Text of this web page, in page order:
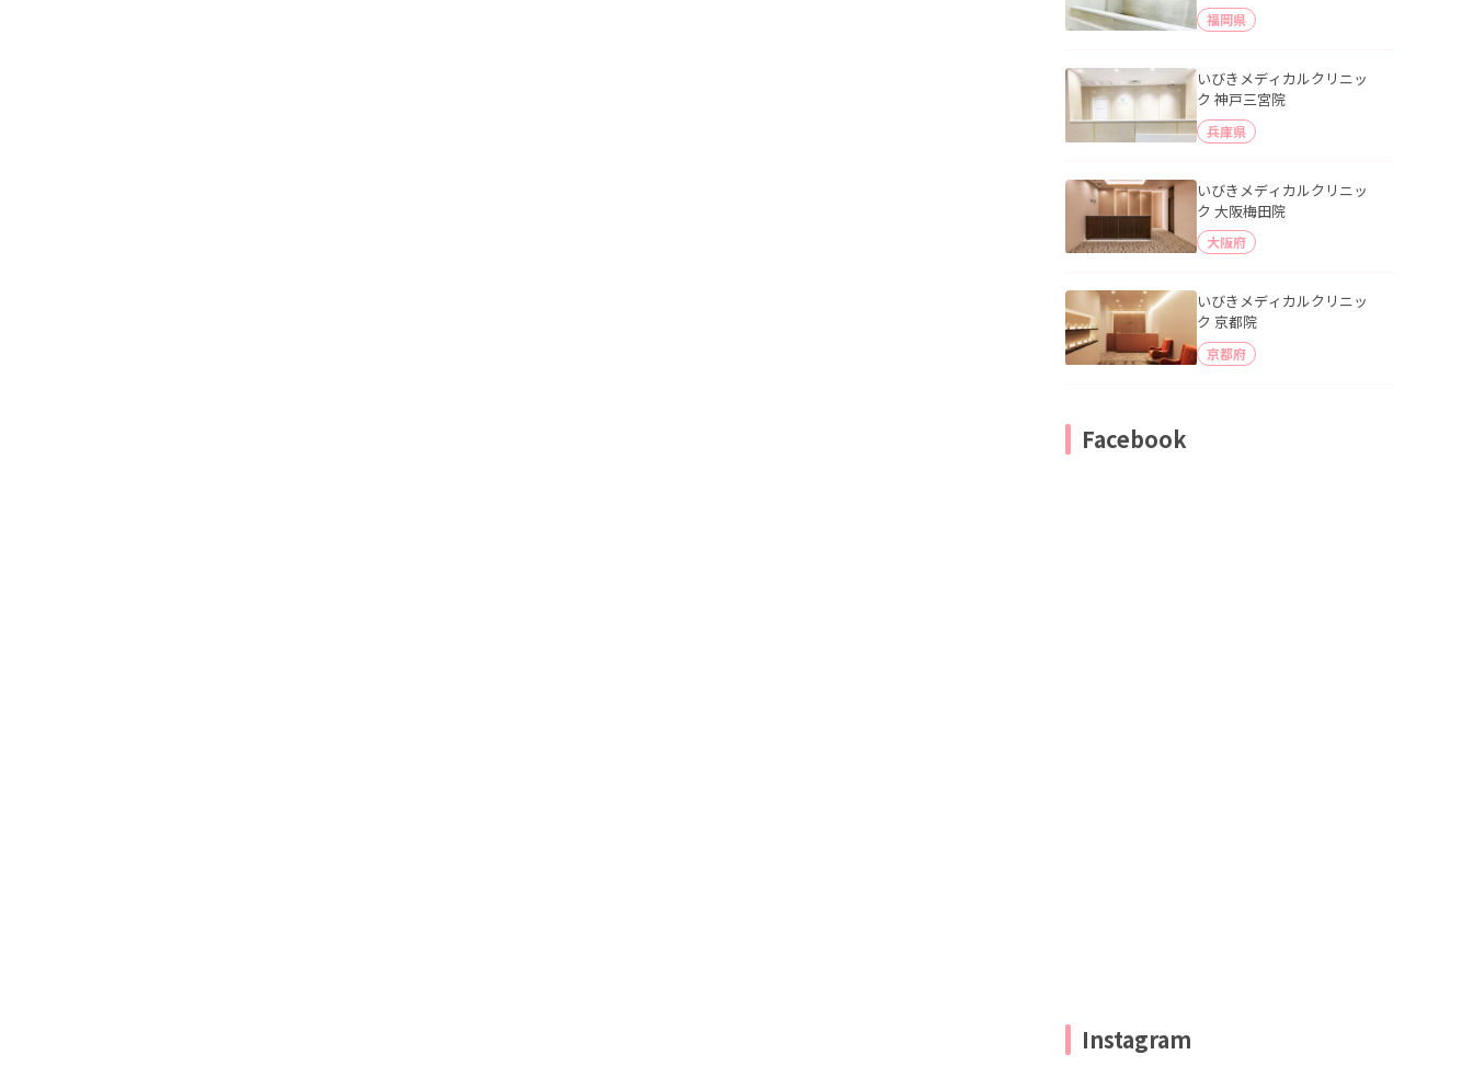
福岡県
いびきメディカルクリニッ
ク 神戸三宮院
兵庫県
いびきメディカルクリニッ
ク 大阪梅田院
大阪府
いびきメディカルクリニッ
ク 京都院
京都府
Facebook
Instagram